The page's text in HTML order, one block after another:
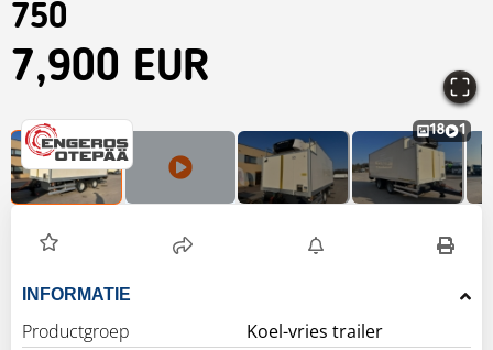
750
7,900 EUR
18 1
INFORMATIE
Productgroep
Koel-vries trailer